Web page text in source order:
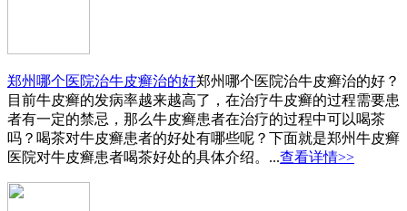
郑州哪个医院治牛皮癣治的好郑州哪个医院治牛皮癣治的好？
目前牛皮癣的发病率越来越高了，在治疗牛皮癣的过程需要患
者有一定的禁忌，那么牛皮癣患者在治疗的过程中可以喝茶
吗？喝茶对牛皮癣患者的好处有哪些呢？下面就是郑州牛皮癣
医院对牛皮癣患者喝茶好处的具体介绍。...查看详情>>